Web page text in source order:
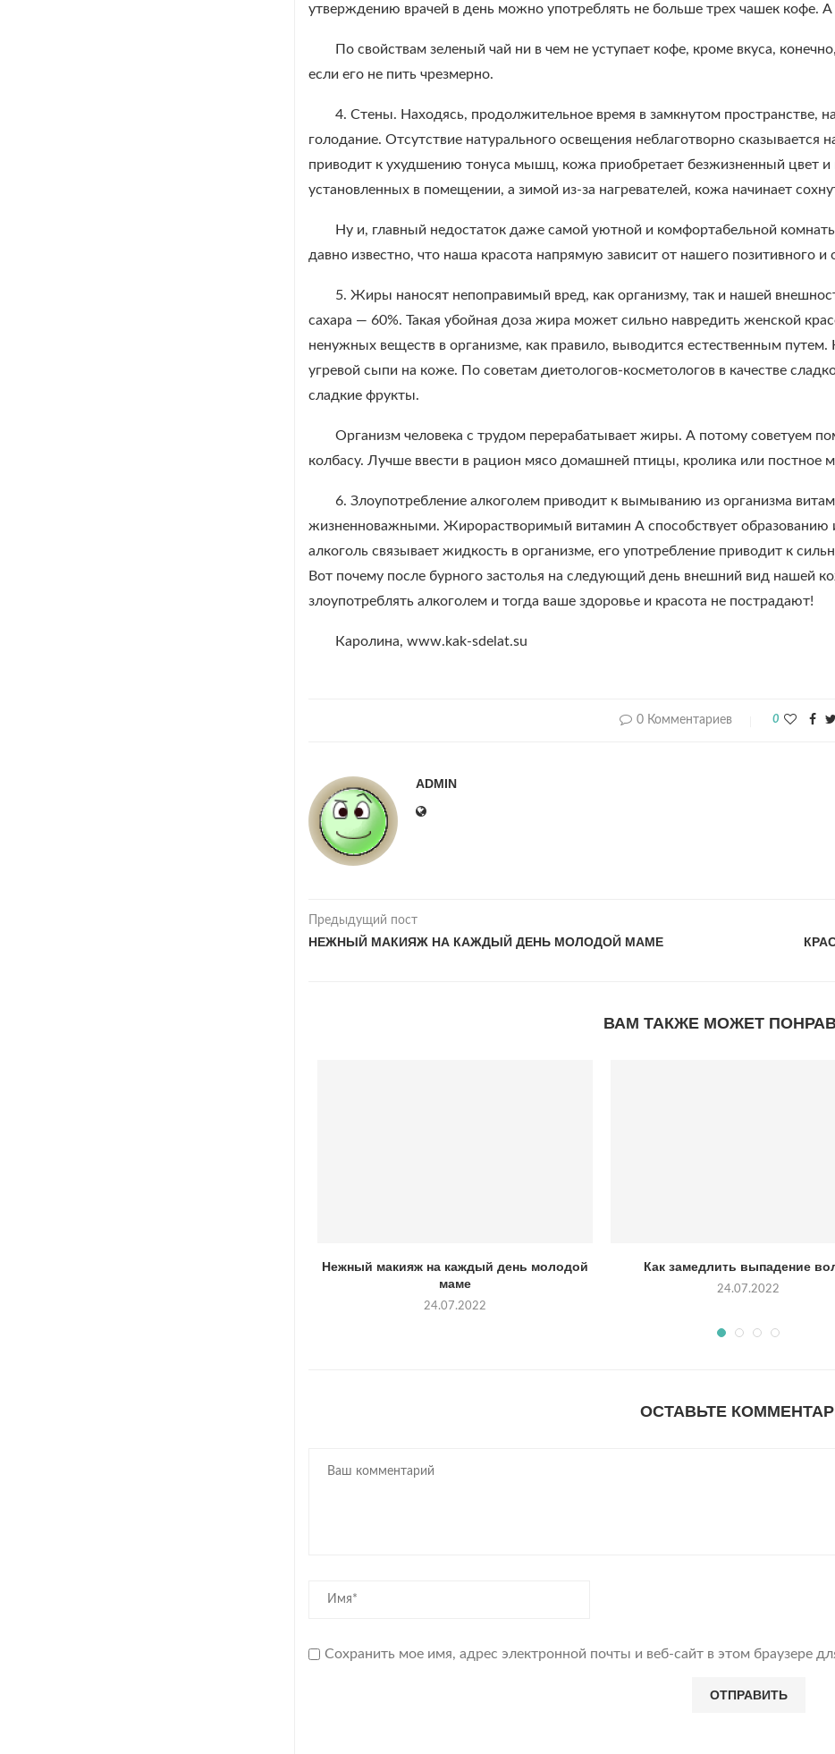
утверждению врачей в день можно употреблять не больше трех чашек кофе. А
По свойствам зеленый чай ни в чем не уступает кофе, кроме вкуса,
если его не пить чрезмерно.
4. Стены. Находясь, продолжительное время в замкнутом пространстве,
голодание. Отсутствие натурального освещения неблаготворно
приводит к ухудшению тонуса мышц, кожа приобретает безжизненный цвет и
установленных в помещении, а зимой из-за нагревателей, кожа начинает
Ну и, главный недостаток даже самой уютной и комфортабельной
давно известно, что наша красота напрямую зависит от нашего позитивного и
5. Жиры наносят непоправимый вред, как организму, так и нашей
сахара — 60%. Такая убойная доза жира может сильно навредить женской
ненужных веществ в организме, как правило, выводится естественным
угревой сыпи на коже. По советам диетологов-косметологов в качестве
сладкие фрукты.
Организм человека с трудом перерабатывает жиры. А потому советуем
колбасу. Лучше ввести в рацион мясо домашней птицы, кролика или постное
6. Злоупотребление алкоголем приводит к вымыванию из организма
жизненноважными. Жирорастворимый витамин А способствует образованию
алкоголь связывает жидкость в организме, его употребление приводит к
Вот почему после бурного застолья на следующий день внешний вид нашей
злоупотреблять алкоголем и тогда ваше здоровье и красота не пострадают!
Каролина, www.kak-sdelat.su
0 Комментариев 0
ADMIN
Предыдущий пост
НЕЖНЫЙ МАКИЯЖ НА КАЖДЫЙ ДЕНЬ МОЛОДОЙ МАМЕ
ВАМ ТАКЖЕ МОЖЕТ
Нежный макияж на каждый день молодой
маме
24.07.2022
Как замедлить выпадение
24.07.2022
ОСТАВЬТЕ
Сохранить мое имя, адрес электронной почты и веб-сайт в этом браузере